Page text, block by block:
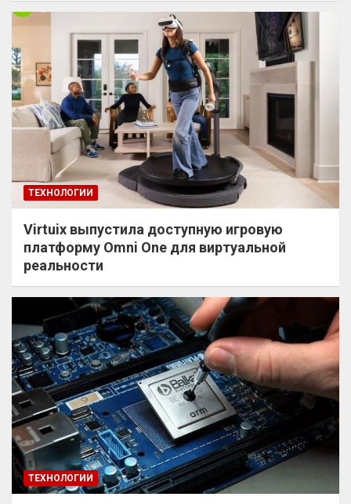
ТЕХНОЛОГИИ
Virtuix выпустила доступную игровую
платформу Omni One для виртуальной
реальности
ТЕХНОЛОГИИ